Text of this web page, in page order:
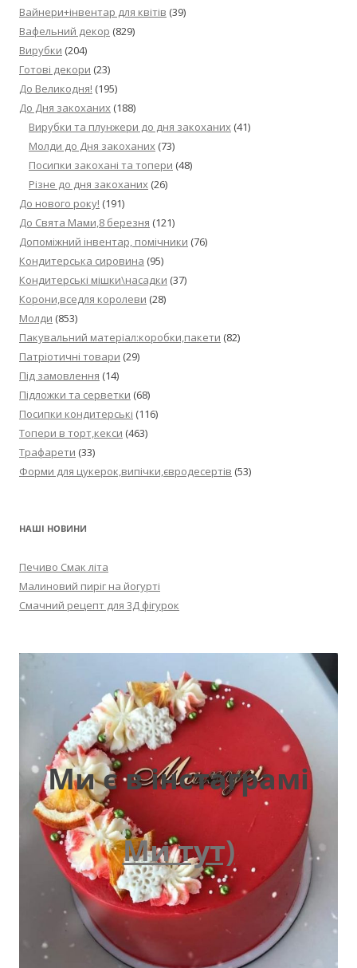
Вайнери+інвентар для квітів (39)
Вафельний декор (829)
Вирубки (204)
Готові декори (23)
До Великодня! (195)
До Дня закоханих (188)
Вирубки та плунжери до дня закоханих (41)
Молди до Дня закоханих (73)
Посипки закохані та топери (48)
Різне до дня закоханих (26)
До нового року! (191)
До Свята Мами,8 березня (121)
Допоміжний інвентар, помічники (76)
Кондитерська сировина (95)
Кондитерські мішки\насадки (37)
Корони,вседля королеви (28)
Молди (853)
Пакувальний матеріал:коробки,пакети (82)
Патріотичні товари (29)
Під замовлення (14)
Підложки та серветки (68)
Посипки кондитерські (116)
Топери в торт,кекси (463)
Трафарети (33)
Форми для цукерок,випічки,євродесертів (53)
НАШІ НОВИНИ
Печиво Смак літа
Малиновий пиріг на йогурті
Смачний рецепт для 3Д фігурок
Ми є в інстаграмі
Ми тут)